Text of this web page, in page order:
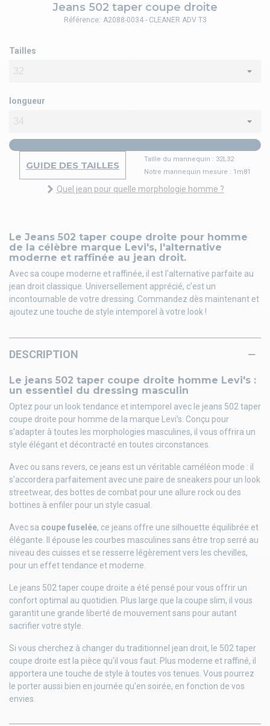
Jeans 502 taper coupe droite
Le Jeans 502 taper coupe droite pour homme
de la célèbre marque Levi's, l'alternative
moderne et raffinée au jean droit.
Avec sa coupe moderne et raffinée, il est l'alternative parfaite au
jean droit classique. Universellement apprécié, c'est un
incontournable de votre dressing. Commandez dès maintenant et
ajoutez une touche de style intemporel à votre look !
Tailles
longueur
GUIDE DES TAILLES
Taille du mannequin : 32L32
Notre mannequin mesure : 1m81
Quel jean pour quelle morphologie homme ?
Référence: A2088-0034 - CLEANER ADV T3
DESCRIPTION
Le jeans 502 taper coupe droite homme Levi's :
un essentiel du dressing masculin
Optez pour un look tendance et intemporel avec le jeans 502 taper
coupe droite pour homme de la marque Levi's. Conçu pour
s'adapter à toutes les morphologies masculines, il vous offrira un
style élégant et décontracté en toutes circonstances.
Avec ou sans revers, ce jeans est un véritable caméléon mode : il
s'accordera parfaitement avec une paire de sneakers pour un look
streetwear, des bottes de combat pour une allure rock ou des
bottines à enfiler pour un style casual.
Avec sa coupe fuselée, ce jeans offre une silhouette équilibrée et
élégante. Il épouse les courbes masculines sans être trop serré au
niveau des cuisses et se resserre légèrement vers les chevilles,
pour un effet tendance et moderne.
Le jeans 502 taper coupe droite a été pensé pour vous offrir un
confort optimal au quotidien. Plus large que la coupe slim, il vous
garantit une grande liberté de mouvement sans pour autant
sacrifier votre style.
Si vous cherchez à changer du traditionnel jean droit, le 502 taper
coupe droite est la pièce qu'il vous faut. Plus moderne et raffiné, il
apportera une touche de style à toutes vos tenues. Vous pourrez
le porter aussi bien en journée qu'en soirée, en fonction de vos
envies.